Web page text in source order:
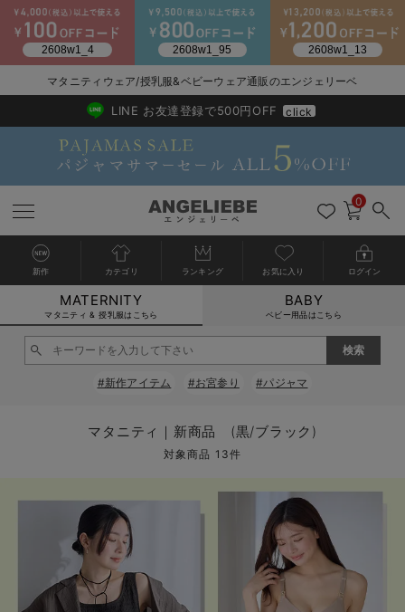
マタニティウェア全て
マタニティ ワンピース
マタニティ アウター（コート）・ママコート
マタニティ 下着・インナー全て
授乳ブラ・マタニティブラ（マタニティインナー・産後用品）
産褥ショーツ
骨盤・マタニティベルト （妊娠中・産後）
産後 ガードル インナー
授乳服全て
マタニティ フォーマル全て
マタニティ スーツ
マタニティ ドレス（結婚式・お呼ばれ）
マタニティ フォーマル パンツ・ボトムス
授乳用品全て
妊婦用 抱き枕・授乳クッション
マタニティレッグウェア全て
マタニティストッキング・タイツ
マタニティ ボディケア全て
アウトレット全て
【アウトレット】ワンピース
【アウトレット】インナー
【アウトレット】ベビー
特集全て
Tシャツブラ
再入荷全て
再入荷｜インナー
戻る
送料無料アイテム全て
ワンピース
スカート
パジャマ
インナー
戻る
ブラキャミ おまとめ
MAX55%OFF ブラックフ
戻る
【37周年祭セール】
【37周年祭セール】
戻る
気温差別オススメア
【15℃】3月下旬～
戻る
動きやすく着回しで
戻る
強撚スムース(コスパ
戻る
マタニティウェア
【おまとめ割】パジ
戻る
こだわりの履き心地
カジュアル
オフィス
戻る
ジャケット派
きれいめ美脚パンツ派
ツィード派
王道シンプル派
セットアップ派
戻る
出産準備応援割全て
マタニティパジャマ
戻る
【オフィスカジュア
戻る
レギンスタイプ
戻る
【フォーマル】ワン
戻る
【ベビー】長袖
戻る
ハンカチ
短肌着
セット
戻る
快適ウェア10%OFF
快適ウェア10%OFF
戻る
春のマタニティワン
セットアップ・ レイ
ジャンパースカート/
ワーク・オフィス
カジュアル
フォーマル / オケー
戻る
Gift Selection 出産
〜3,000円（税込）
10,001円（税込）〜
女の子におススメの
男の子におススメの
定番ギフト
戻る
冬の冷え対策インナ
薄くてあったか
保温&リカバリー
レギンス・タイツ
カップ付きインナー
あったか度◎
戻る
入院準備の持ち物チ
入院してすぐ使うグ
戻る
冬のあったか特集全て
【冬のあったか特集
【冬のあったか特集
マタニティウェア/授乳服&ベビーウェア通販のエンジェリーベ
2026/NewArrival
送料495円(一部地域を除く) 7,700円以上で送料無料
LINE お友達登録で500円OFF click
0
新作 カテゴリ ランキング お気に入り ログイン
MATERNITY
マタニティ & 授乳服はこちら
BABY
ベビー用品はこちら
#新作アイテム #お宮参り #パジャマ
マタニティ｜新商品 (黒/ブラック)
対象商品 13件
カートに入れる
閉じる